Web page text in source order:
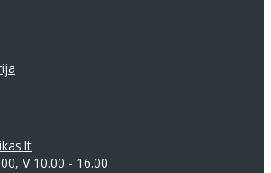
V 10.00 - 16.00